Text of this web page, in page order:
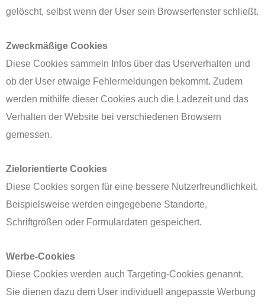
gelöscht, selbst wenn der User sein Browserfenster schließt.
Zweckmäßige Cookies
Diese Cookies sammeln Infos über das Userverhalten und
ob der User etwaige Fehlermeldungen bekommt. Zudem
werden mithilfe dieser Cookies auch die Ladezeit und das
Verhalten der Website bei verschiedenen Browsern
gemessen.
Zielorientierte Cookies
Diese Cookies sorgen für eine bessere Nutzerfreundlichkeit.
Beispielsweise werden eingegebene Standorte,
Schriftgrößen oder Formulardaten gespeichert.
Werbe-Cookies
Diese Cookies werden auch Targeting-Cookies genannt.
Sie dienen dazu dem User individuell angepasste Werbung